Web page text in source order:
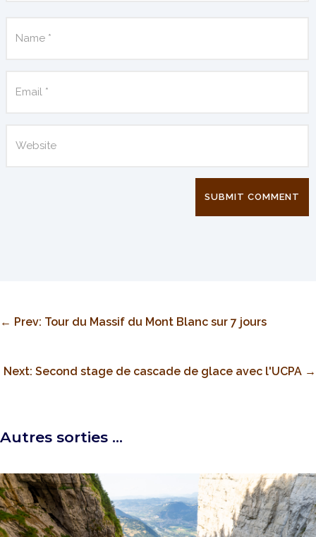
SUBMIT COMMENT
← Prev: Tour du Massif du Mont Blanc sur 7 jours
Next: Second stage de cascade de glace avec l'UCPA →
Autres sorties …